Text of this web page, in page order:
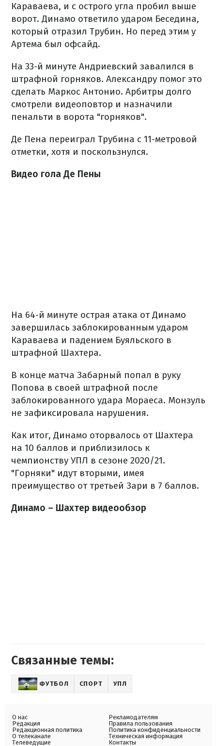
Караваева, и с острого угла пробил выше
ворот. Динамо ответило ударом Беседина,
который отразил Трубин. Но перед этим у
Артема был офсайд.
На 33-й минуте Андриевский завалился в
штрафной горняков. Александру помог это
сделать Маркос Антонио. Арбитры долго
смотрели видеоповтор и назначили
пенальти в ворота "горняков".
Де Пена переиграл Трубина с 11-метровой
отметки, хотя и поскользнулся.
Видео гола Де Пены
На 64-й минуте острая атака от Динамо
завершилась заблокированным ударом
Караваева и падением Буяльского в
штрафной Шахтера.
В конце матча Забарный попал в руку
Попова в своей штрафной после
заблокированного удара Мораеса. Монзуль
не зафиксировала нарушения.
Как итог, Динамо оторвалось от Шахтера
на 10 баллов и приблизилось к
чемпионству УПЛ в сезоне 2020/21.
"Горняки" идут вторыми, имея
преимущество от третьей Зари в 7 баллов.
Динамо – Шахтер видеообзор
Связанные темы:
ФУТБОЛ СПОРТ УПЛ
О нас
Редакция
Редакционная политика
О телеканале
Телеведущие
Рекламодателям
Правила пользования
Политика конфиденциальности
Техническая информация
Контакты